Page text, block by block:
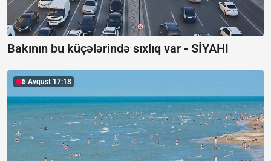
Bakının bu küçələrində sıxlıq var - SİYAHI
5 Avqust 17:18